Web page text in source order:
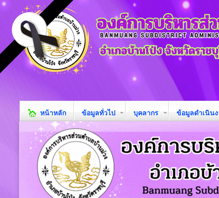
หน้าหลัก ข้อมูลทั่วไป บุคลากร ข้อมูลดำเนิน